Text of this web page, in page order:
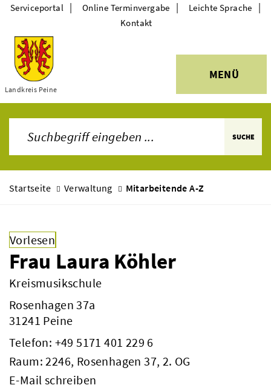
Themen
Landkreis Peine
MENÜ
Serviceportal | Online Terminvergabe | Leichte Sprache |
Kontakt
SUCHE
Startseite Verwaltung Mitarbeitende A-Z
Vorlesen
Frau Laura Köhler
Kreismusikschule
Rosenhagen 37a
31241 Peine
Telefon: +49 5171 401 229 6
Raum: 2246, Rosenhagen 37, 2. OG
E-Mail schreiben